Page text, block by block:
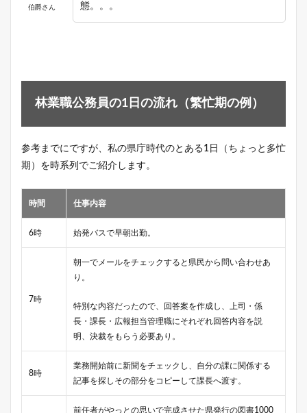
伯爵さん
態。。。
林業職公務員の1日の流れ（繁忙期の例）
参考までにですが、私の県庁時代のとある1日（ちょっと多忙
期）を時系列でご紹介します。
時間 仕事内容
6時 始発バスで早朝出勤。
7時
朝一でメールをチェックすると県民から問い合わせあ
り。
特別な内容だったので、回答案を作成し、上司・係
長・課長・広報担当管理職にそれぞれ回答内容を説
明、決裁をもらう必要あり。
8時
業務開始前に新聞をチェックし、自分の課に関係する
記事を探しその部分をコピーして課長へ渡す。
前任者がやっとの思いで完成させた県発行の図書1000